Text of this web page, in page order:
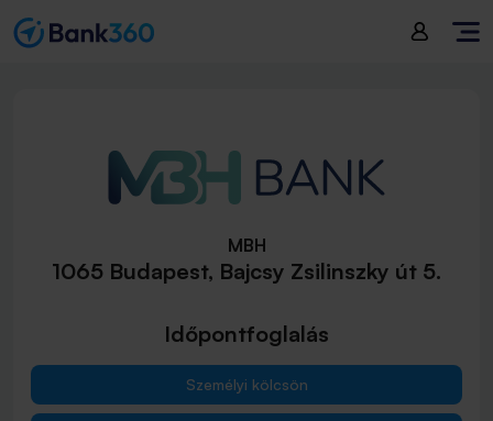
MBH
1065 Budapest, Bajcsy Zsilinszky út 5.
Időpontfoglalás
Személyi kölcsön